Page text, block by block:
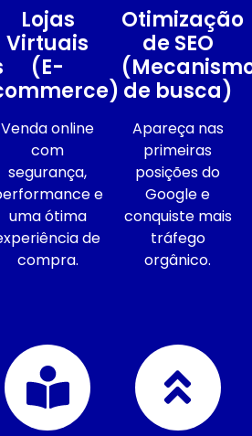
Lojas
Virtuais
(E-
Venda online
com
segurança,
e
uma ótima
de
compra.
Otimização
de SEO
de busca)
Apareça nas
primeiras
posições do
Google e
conquiste mais
tráfego
orgânico.